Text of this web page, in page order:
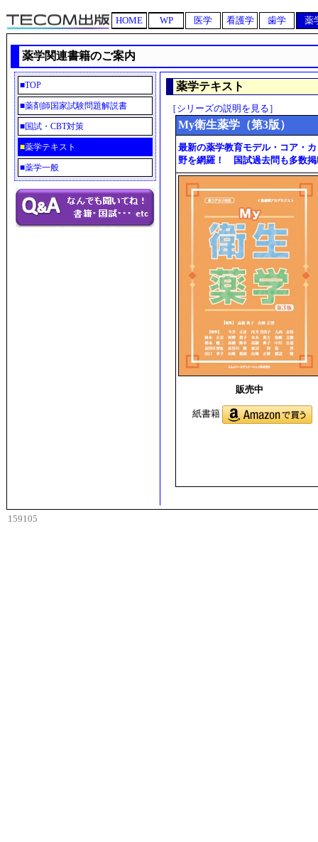
HOME WP 医学 看護学 歯学 薬
薬学関連書籍のご案内
■TOP
■薬剤師国家試験問題解説書
■国試・CBT対策
■薬学テキスト
■薬学一般
薬学テキスト
［シリーズの説明を見る］
My衛生薬学（第3版）
最新の薬学教育モデル・コア・
野を網羅！ 国試過去問も多数掲
販売中
紙書籍
159105